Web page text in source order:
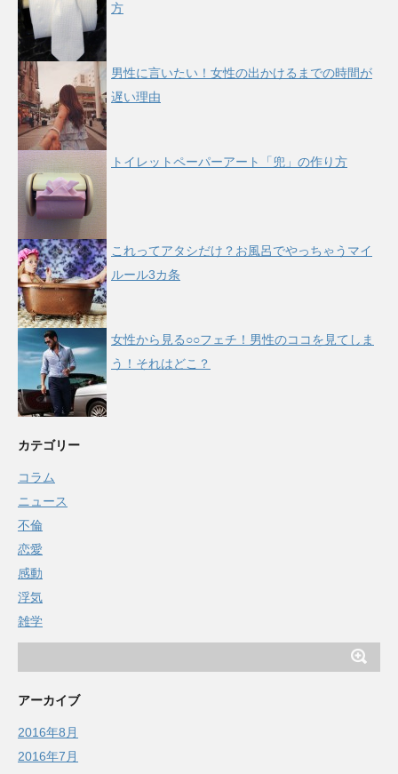
方
男性に言いたい！女性の出かけるまでの時間が
遅い理由
トイレットペーパーアート「兜」の作り方
これってアタシだけ？お風呂でやっちゃうマイ
ルール3カ条
女性から見る○○フェチ！男性のココを見てしま
う！それはどこ？
カテゴリー
コラム
ニュース
不倫
恋愛
感動
浮気
雑学
アーカイブ
2016年8月
2016年7月